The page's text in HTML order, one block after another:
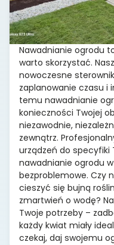
Nawadnianie ogrodu
warto skorzystać.
nowoczesne
zaplanowanie czasu i
temu nawadnianie
konieczności Twojej
niezawodnie,
zewnątrz.
urządzeń do specyfiki
nawadnianie ogrodu
bezproblemowe. Czy
cieszyć się bujną
zmartwień o wodę?
Twoje potrzeby –
każdy kwiat miały
czekaj, daj swojemu